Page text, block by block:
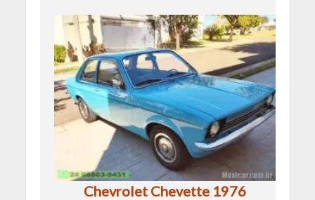
Chevrolet Chevette 1976